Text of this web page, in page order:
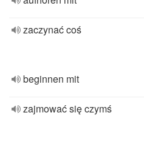
zaczynać coś
beginnen mit
zajmować się czymś